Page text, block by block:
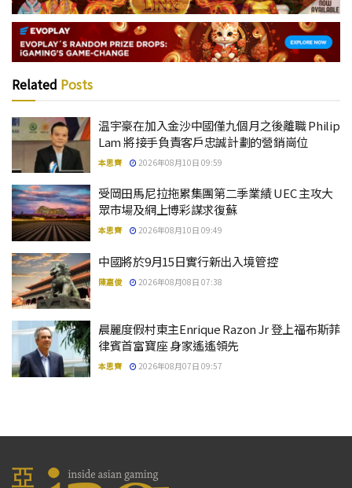
Related Posts
温宇豪在加入金沙中國僅九個月之後離職 Philip
Lam 將接手負責客戶忠誠計劃的營銷崗位
本思齊 2026年08月10日 09:59
受岡田馬尼拉拖累集團第二季業績 UEC 主攻大
眾市場及網上博彩謀求復蘇
本思齊 2026年08月10日 09:49
中國將於9月15日實行新出入境管控
陳嘉俊 2026年08月08日 07:38
晨麗度假村東主Enrique Razon Jr 登上福布斯菲
律賓首富寶座 身家遙遙領先
本思齊 2026年08月07日 09:57